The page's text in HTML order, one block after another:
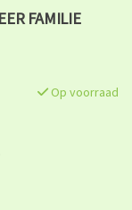
FAMILIE
Op voorraad